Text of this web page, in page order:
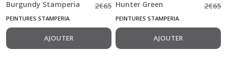
Burgundy Stamperia
2€65
PEINTURES STAMPERIA.
AJOUTER
Hunter Green
Stamperia
2€65
PEINTURES STAMPERIA.
AJOUTER